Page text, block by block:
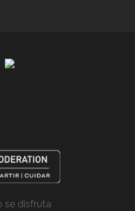
se disfruta